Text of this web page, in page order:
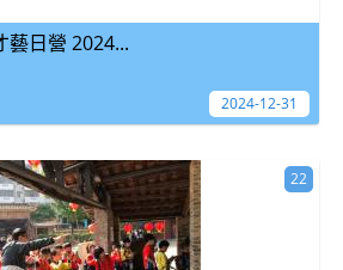
藝日營 2024...
2024-12-31
22